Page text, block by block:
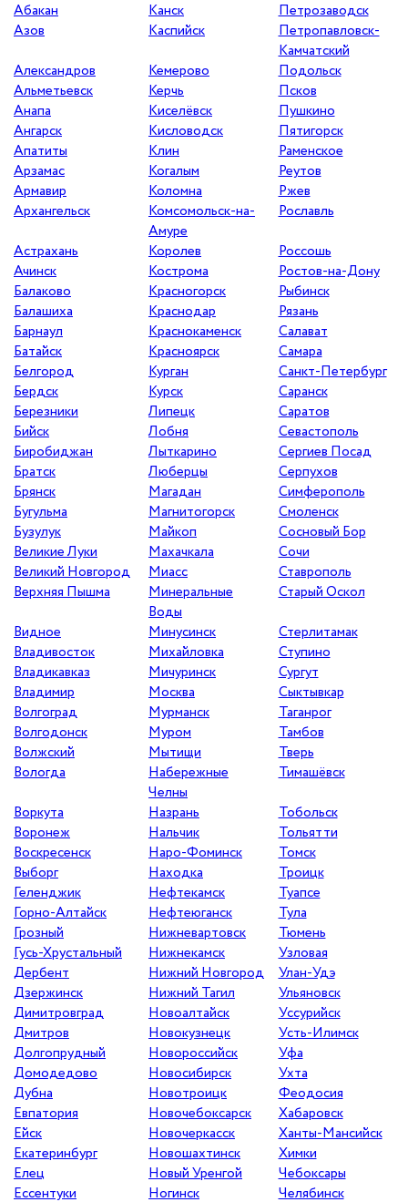
ЗАВЕРШЁН
Абакан
Азов
Александров
Альметьевск
Анапа
Ангарск
Апатиты
Арзамас
Армавир
Архангельск
Астрахань
Ачинск
Балаково
Балашиха
Барнаул
Батайск
Белгород
Бердск
Березники
Бийск
Биробиджан
Братск
Брянск
Бугульма
Бузулук
Великие Луки
Великий Новгород
Верхняя Пышма
Видное
Владивосток
Владикавказ
Владимир
Волгоград
Волгодонск
Волжский
Вологда
Воркута
Воронеж
Воскресенск
Выборг
Геленджик
Горно-Алтайск
Грозный
Гусь-Хрустальный
Дербент
Дзержинск
Димитровград
Дмитров
Долгопрудный
Домодедово
Дубна
Евпатория
Ейск
Екатеринбург
Елец
Ессентуки
Канск
Каспийск
Кемерово
Керчь
Киселёвск
Кисловодск
Клин
Когалым
Коломна
Комсомольск-на-
Амуре
Королев
Кострома
Красногорск
Краснодар
Краснокаменск
Красноярск
Курган
Курск
Липецк
Лобня
Лыткарино
Люберцы
Магадан
Магнитогорск
Майкоп
Махачкала
Миасс
Минеральные
Воды
Минусинск
Михайловка
Мичуринск
Москва
Мурманск
Муром
Мытищи
Набережные
Челны
Назрань
Нальчик
Наро-Фоминск
Находка
Нефтекамск
Нефтеюганск
Нижневартовск
Нижнекамск
Нижний Новгород
Нижний Тагил
Новоалтайск
Новокузнецк
Новороссийск
Новосибирск
Новотроицк
Новочебоксарск
Новочеркасск
Новошахтинск
Новый Уренгой
Ногинск
Петрозаводск
Петропавловск-
Камчатский
Подольск
Псков
Пушкино
Пятигорск
Раменское
Реутов
Ржев
Рославль
Россошь
Ростов-на-Дону
Рыбинск
Рязань
Салават
Самара
Санкт-Петербург
Саранск
Саратов
Севастополь
Сергиев Посад
Серпухов
Симферополь
Смоленск
Сосновый Бор
Сочи
Ставрополь
Старый Оскол
Стерлитамак
Ступино
Сургут
Сыктывкар
Таганрог
Тамбов
Тверь
Тимашёвск
Тобольск
Тольятти
Томск
Троицк
Туапсе
Тула
Тюмень
Узловая
Улан-Удэ
Ульяновск
Уссурийск
Усть-Илимск
Уфа
Ухта
Феодосия
Хабаровск
Ханты-Мансийск
Химки
Чебоксары
Челябинск